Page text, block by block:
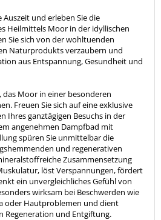
Auszeit und erleben Sie die
Heilmittels Moor in der idyllischen
Sie sich von der wohltuenden
Naturprodukts verzaubern und
aus Entspannung, Gesundheit und
das Moor in einer besonderen
Freuen Sie sich auf eine exklusive
Ihres ganztägigen Besuchs in der
angenehmen Dampfbad mit
spüren Sie unmittelbar die
und regenerativen
Zusammensetzung
löst Verspannungen, fördert
ein unvergleichliches Gefühl von
wirksam bei Beschwerden wie
oder Hautproblemen und dient
Regeneration und Entgiftung.